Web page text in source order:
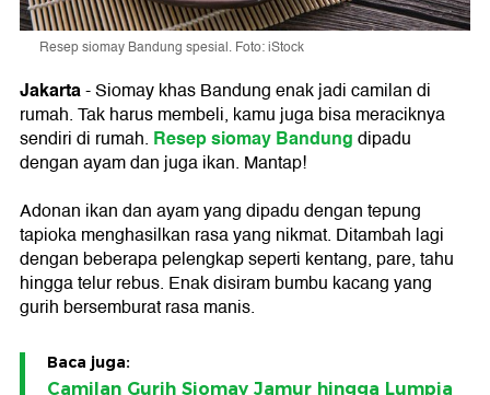
Resep siomay Bandung spesial. Foto: iStock
Jakarta-Siomay khas Bandung enak jadi camilan di
rumah. Tak harus membeli, kamu juga bisa meraciknya
sendiri di rumah. Resep siomay Bandungdipadu
dengan ayam dan juga ikan. Mantap!
Adonan ikan dan ayam yang dipadu dengan tepung
tapioka menghasilkan rasa yang nikmat. Ditambah lagi
dengan beberapa pelengkap seperti kentang, pare, tahu
hingga telur rebus. Enak disiram bumbu kacang yang
gurih bersemburat rasa manis.
Baca juga:
Camilan Gurih Siomay Jamur hingga Lumpia